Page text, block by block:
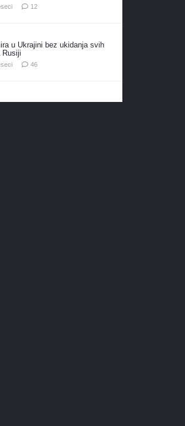
12komentara
u Ukrajini bez ukidanja svih
Rusiji
46komentara